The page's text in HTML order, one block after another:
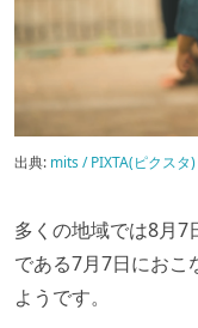
出典: mits / PIXTA(ピクスタ)
多くの地域では8月7
である7月7日におこ
ようです。